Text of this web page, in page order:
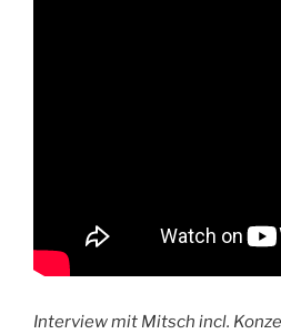
Interview mit Mitsch incl.